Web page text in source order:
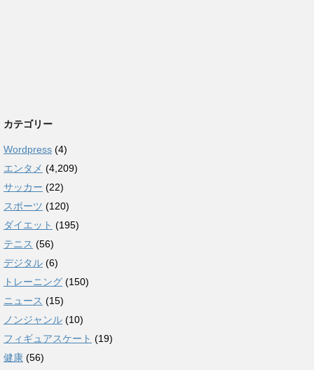
カテゴリー
Wordpress (4)
エンタメ (4,209)
サッカー (22)
スポーツ (120)
ダイエット (195)
テニス (56)
デジタル (6)
トレーニング (150)
ニュース (15)
ノンジャンル (10)
フィギュアスケート (19)
健康 (56)